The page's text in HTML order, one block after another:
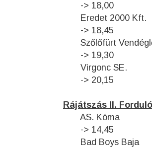
-> 18,00
Eredet
-> 18,45
Szőlőfürt
-> 19,30
Virgonc
-> 20,15
Rájátszás II.
AS.
-> 14,45
Bad